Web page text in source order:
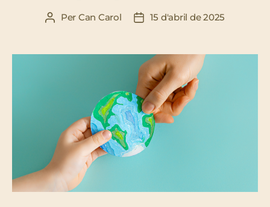
Autor
Per Can Carol
Data15 d'abril de 2025